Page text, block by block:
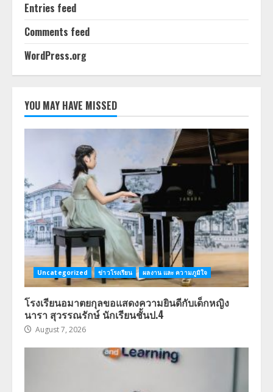
Entries feed
Comments feed
WordPress.org
YOU MAY HAVE MISSED
Uncategorized ข่าวโรงเรียน ผลงาน และ ความภูมิใจ
โรงเรียนอมาตยกุลขอแสดงความยินดีกับเด็กหญิง
นารา สุวรรณรักษ์ นักเรียนชั้นป.4
August 7, 2026